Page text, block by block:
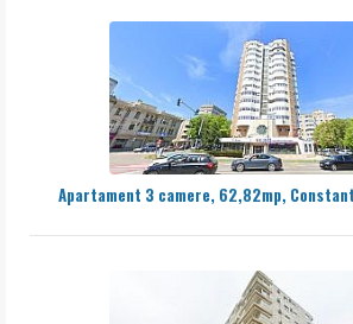
Apartament 3 camere, 62,82mp,